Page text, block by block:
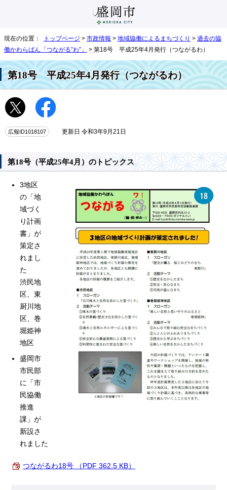
現在の位置： トップページ > 市政情報 > 地域協働によるまちづくり > 過去の協
働かわらばん「つながる”わ”」
> 第18号 平成25年4月発行（つながるわ）
第18号 平成25年4月発行（つながるわ）
広報ID1018107 更新日 令和3年9月21日
第18号（平成25年4月）のトピックス
3地区
の「地
域づく
り計画
書」が
策定さ
れまし
た
渋民地
区、東
厨川地
区、巻
堀姫神
地区
盛岡市
市民部
に「市
民協働
推進
課」が
新設さ
れました
つながるわ18号 （PDF 362.5 KB）